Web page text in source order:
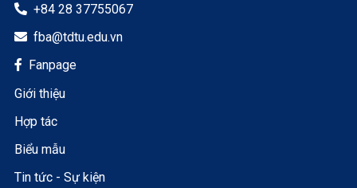
 +84 28 37755067
 fba@tdtu.edu.vn
 Fanpage
Giới thiệu
Hợp tác
Biểu mẫu
Tin tức - Sự kiện